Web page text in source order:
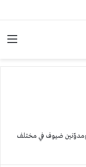
ومدوّنين ضيوف في مختلف